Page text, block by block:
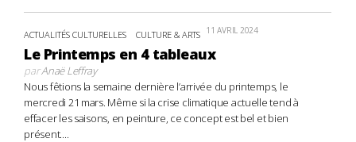
ACTUALITÉS CULTURELLES CULTURE & ARTS 11 AVRIL 2024
Le Printemps en 4 tableaux
parAnaë Leffray
Nous fêtions la semaine dernière l’arrivée du printemps, le
mercredi 21 mars. Même si la crise climatique actuelle tend à
effacer les saisons, en peinture, ce concept est bel et bien
présent....